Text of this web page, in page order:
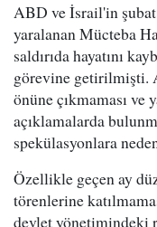
ABD ve İsrail'in şubat
yaralanan Mücteba
saldırıda hayatını
görevine getirilmişti.
önüne çıkmaması ve
açıklamalarda
spekülasyonlara
Özellikle geçen ay
törenlerine
devlet yönetimindeki